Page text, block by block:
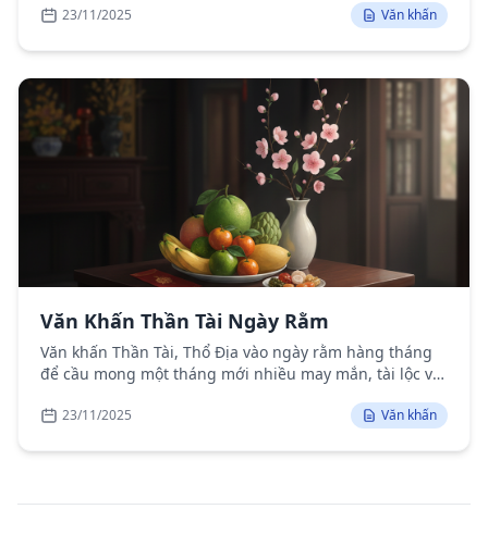
23/11/2025 Văn khấn
Văn Khấn Thần Tài Ngày Rằm
Văn khấn Thần Tài, Thổ Địa vào ngày rằm hàng tháng
để cầu mong một tháng mới nhiều may mắn, tài lộc và
23/11/2025 Văn khấn